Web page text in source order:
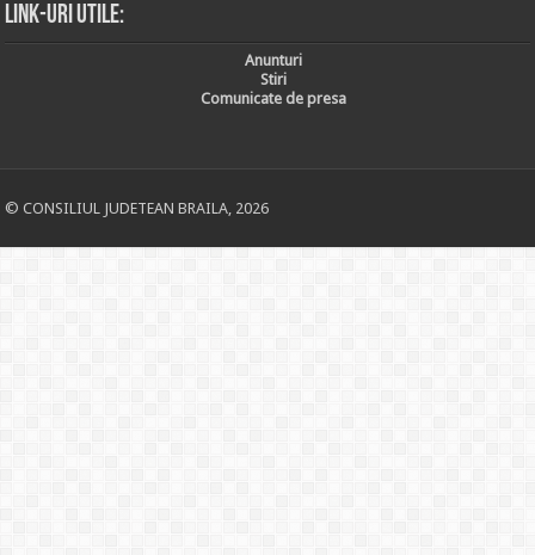
Link-uri utile:
Anunturi
Stiri
Comunicate de presa
© CONSILIUL JUDETEAN BRAILA, 2026